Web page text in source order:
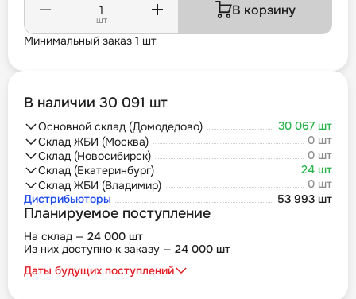
шт
В корзину
Минимальный заказ 1 шт
В наличии 30 091 шт
Основной склад (Домодедово)
30 067 шт
Склад ЖБИ (Москва)
0 шт
Склад (Новосибирск)
0 шт
Склад (Екатеринбург)
24 шт
Склад ЖБИ (Владимир)
0 шт
Дистрибьюторы
53 993 шт
Планируемое поступление
На склад — 24 000 шт
Из них доступно к заказу — 24 000 шт
Даты будущих поступлений